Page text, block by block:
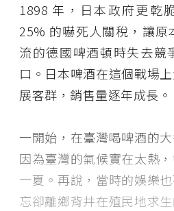
1898 年，日本政府更乾
25% 的嚇死人關稅，讓原
流的德國啤酒頓時失去競
口。日本啤酒在這個戰場
展客群，銷售量逐年成長。
一開始，在臺灣喝啤酒的
因為臺灣的氣候實在太熱
一夏。再說，當時的娛樂
忘卻離鄉背井在殖民地求